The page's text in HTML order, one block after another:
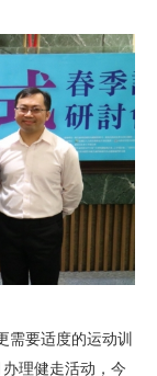
需要适度的运动训
理健走活动，今